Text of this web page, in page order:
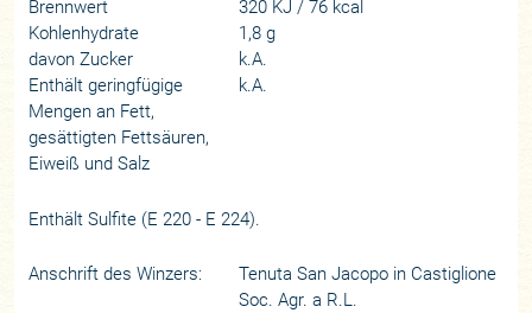
Brennwert
320 KJ / 76 kcal
Kohlenhydrate
1,8 g
davon Zucker
k.A.
Enthält geringfügige
Mengen an Fett,
gesättigten Fettsäuren,
Eiweiß und Salz
k.A.
Enthält Sulfite (E 220 - E 224).
Anschrift des Winzers:
Tenuta San Jacopo in Castiglione
Soc. Agr. a R.L.